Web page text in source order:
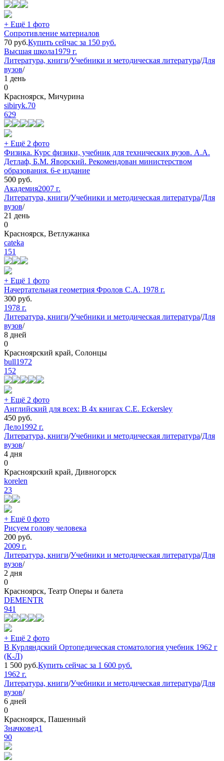
+ Ещё 1 фото
Сопротивление материалов
70 руб.Купить сейчас за 150 руб.
Высшая школа1979 г.
Литература, книги/Учебники и методическая литература/Для
вузов/
1 день
0
Красноярск, Мичурина
sibiryk.70
629
+ Ещё 2 фото
Физика. Курс физики, учебник для технических вузов. А.А.
Детлаф, Б.М. Яворский. Рекомендован министерством
образования. 6-е издание
500 руб.
Академия2007 г.
Литература, книги/Учебники и методическая литература/Для
вузов/
21 день
0
Красноярск, Ветлужанка
cateka
151
+ Ещё 1 фото
Начертательная геометрия Фролов С.А. 1978 г.
300 руб.
1978 г.
Литература, книги/Учебники и методическая литература/Для
вузов/
8 дней
0
Красноярский край, Солонцы
bull1972
152
+ Ещё 2 фото
Английский для всех: В 4х книгах C.E. Eckersley
450 руб.
Дело1992 г.
Литература, книги/Учебники и методическая литература/Для
вузов/
4 дня
0
Красноярский край, Дивногорск
korelen
23
+ Ещё 0 фото
Рисуем голову человека
200 руб.
2009 г.
Литература, книги/Учебники и методическая литература/Для
вузов/
2 дня
0
Красноярск, Театр Оперы и балета
DEMENTR
941
+ Ещё 2 фото
В Курляндский Ортопедическая стоматология учебник 1962 г
(К-Л)
1 500 руб.Купить сейчас за 1 600 руб.
1962 г.
Литература, книги/Учебники и методическая литература/Для
вузов/
6 дней
0
Красноярск, Пашенный
Значковед1
90